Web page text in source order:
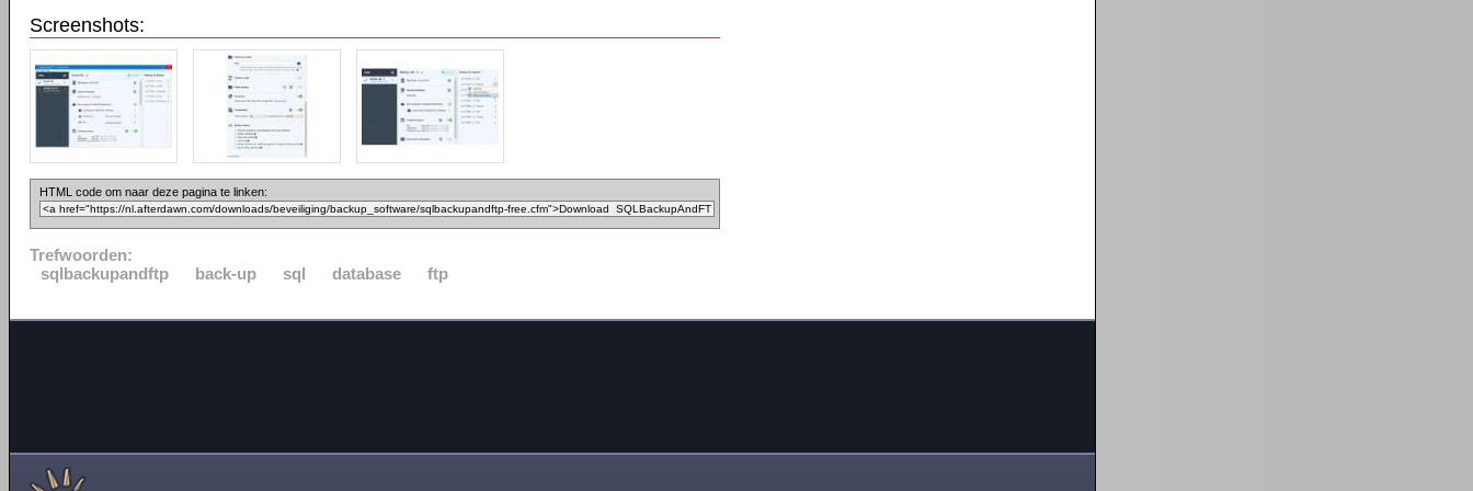
Screenshots:
HTML code om naar deze pagina te linken:
Trefwoorden:
sqlbackupandftp
back-up sql database ftp